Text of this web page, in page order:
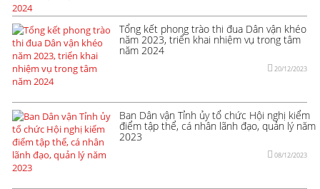
Tổng kết phong trào thi đua Dân vận khéo
năm 2023, triển khai nhiệm vụ trong tâm
năm 2024
20/12/2023
Ban Dân vận Tỉnh ủy tổ chức Hội nghị kiểm
điểm tập thể, cá nhân lãnh đạo, quản lý năm
2023
08/12/2023